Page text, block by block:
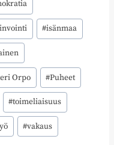
#isänmaa
Orpo #Puheet
#toimeliaisuus
#vakaus